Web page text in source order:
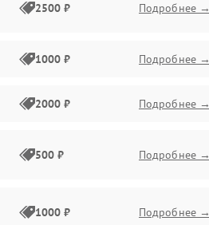
2500 ₽ Подробнее →
1000 ₽ Подробнее →
2000 ₽ Подробнее →
500 ₽ Подробнее →
1000 ₽ Подробнее →